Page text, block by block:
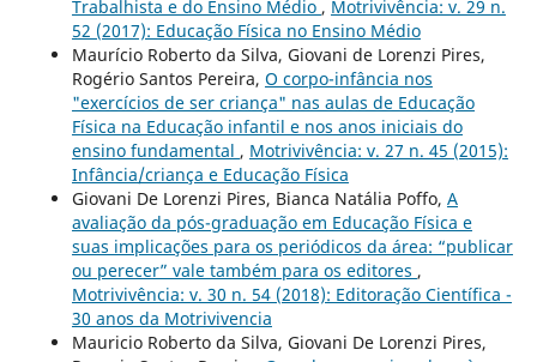
Trabalhista e do Ensino Médio , Motrivivência: v. 29 n.
52 (2017): Educação Física no Ensino Médio
Maurício Roberto da Silva, Giovani de Lorenzi Pires,
Rogério Santos Pereira, O corpo-infância nos
"exercícios de ser criança" nas aulas de Educação
Física na Educação infantil e nos anos iniciais do
ensino fundamental , Motrivivência: v. 27 n. 45 (2015):
Infância/criança e Educação Física
Giovani De Lorenzi Pires, Bianca Natália Poffo, A
avaliação da pós-graduação em Educação Física e
suas implicações para os periódicos da área: “publicar
ou perecer” vale também para os editores ,
Motrivivência: v. 30 n. 54 (2018): Editoração Científica -
30 anos da Motrivivencia
Mauricio Roberto da Silva, Giovani De Lorenzi Pires,